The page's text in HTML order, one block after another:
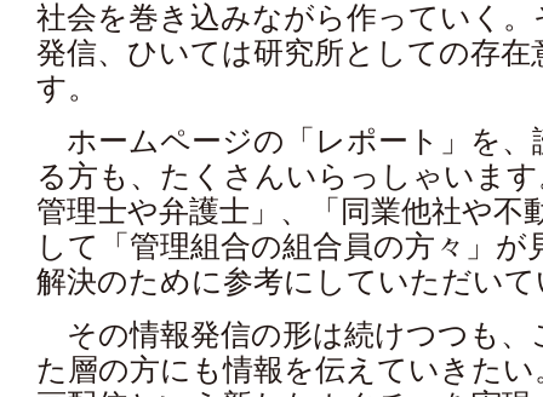
社会を巻き込みながら作っていく
発信、ひいては研究所としての存
す。
ホームページの「レポート」を、
る方も、たくさんいらっしゃいま
管理士や弁護士」、「同業他社や不
して「管理組合の組合員の方々」
解決のために参考にしていただい
その情報発信の形は続けつつも、
た層の方にも情報を伝えていきた